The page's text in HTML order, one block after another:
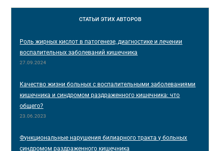
СТАТЬИ ЭТИХ АВТОРОВ
Роль жирных кислот в патогенезе, диагностике и лечении
воспалительных заболеваний кишечника
27.09.2024
Качество жизни больных с воспалительными заболеваниями
кишечника и синдромом раздраженного кишечника: что
общего?
23.06.2023
Функциональные нарушения билиарного тракта у больных
синдромом раздраженного кишечника